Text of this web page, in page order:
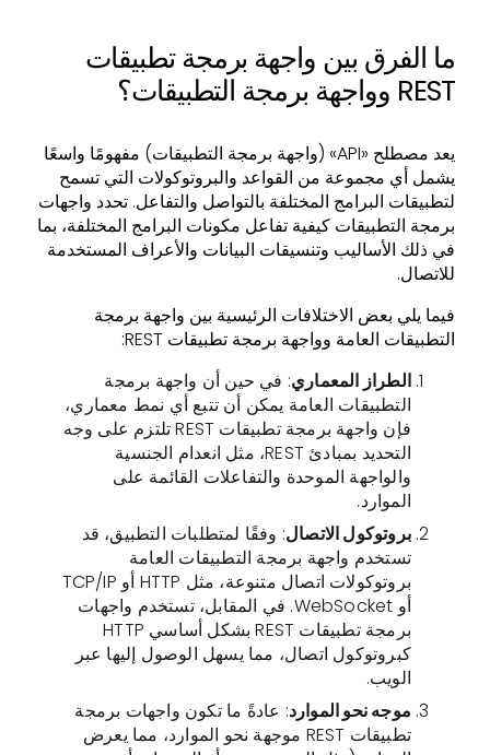
ما الفرق بين واجهة برمجة تطبيقات
REST وواجهة برمجة التطبيقات؟
يعد مصطلح «API» (واجهة برمجة التطبيقات) مفهومًا واسعًا
يشمل أي مجموعة من القواعد والبروتوكولات التي تسمح
لتطبيقات البرامج المختلفة بالتواصل والتفاعل. تحدد واجهات
برمجة التطبيقات كيفية تفاعل مكونات البرامج المختلفة، بما
في ذلك الأساليب وتنسيقات البيانات والأعراف المستخدمة
للاتصال.
فيما يلي بعض الاختلافات الرئيسية بين واجهة برمجة
التطبيقات العامة وواجهة برمجة تطبيقات REST:
الطراز المعماري: في حين أن واجهة برمجة
التطبيقات العامة يمكن أن تتبع أي نمط معماري،
فإن واجهة برمجة تطبيقات REST تلتزم على وجه
التحديد بمبادئ REST، مثل انعدام الجنسية
والواجهة الموحدة والتفاعلات القائمة على
الموارد.
بروتوكول الاتصال: وفقًا لمتطلبات التطبيق، قد
تستخدم واجهة برمجة التطبيقات العامة
بروتوكولات اتصال متنوعة، مثل HTTP أو TCP/IP
أو WebSocket. في المقابل، تستخدم واجهات
برمجة تطبيقات REST بشكل أساسي HTTP
كبروتوكول اتصال، مما يسهل الوصول إليها عبر
الويب.
موجه نحو الموارد: عادةً ما تكون واجهات برمجة
تطبيقات REST موجهة نحو الموارد، مما يعرض